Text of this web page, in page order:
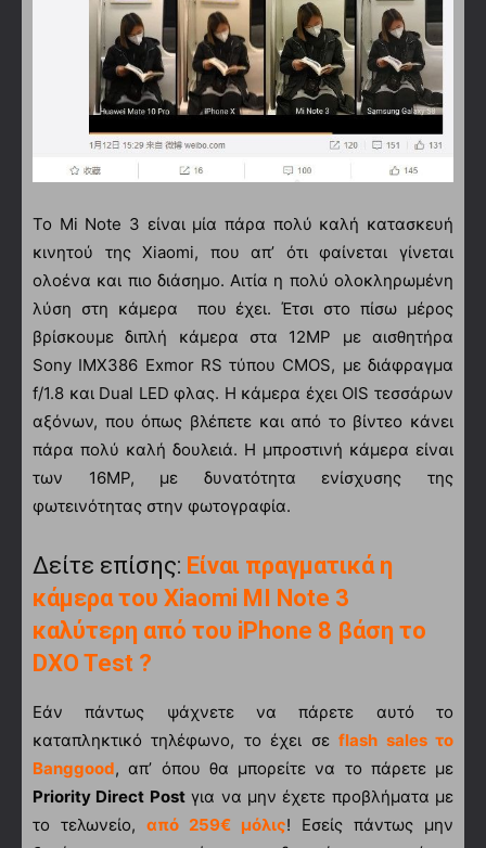
Το Mi Note 3 είναι μία πάρα πολύ καλή κατασκευή
κινητού της Xiaomi, που απ’ ότι φαίνεται γίνεται
ολοένα και πιο διάσημο. Αιτία η πολύ ολοκληρωμένη
λύση στη κάμερα που έχει. Έτσι στο πίσω μέρος
βρίσκουμε διπλή κάμερα στα 12ΜΡ με αισθητήρα
Sony IMX386 Exmor RS τύπου CMOS, με διάφραγμα
f/1.8 και Dual LED φλας. Η κάμερα έχει OIS τεσσάρων
αξόνων, που όπως βλέπετε και από το βίντεο κάνει
πάρα πολύ καλή δουλειά. Η μπροστινή κάμερα είναι
των 16ΜΡ, με δυνατότητα ενίσχυσης της
φωτεινότητας στην φωτογραφία.
Δείτε επίσης: Είναι πραγματικά η
κάμερα του Xiaomi MI Note 3
καλύτερη από του iPhone 8 βάση το
DXO Test ?
Εάν πάντως ψάχνετε να πάρετε αυτό το
καταπληκτικό τηλέφωνο, το έχει σεflash sales το
Banggood, απ’ όπου θα μπορείτε να το πάρετε με
Priority Direct Postγια να μην έχετε προβλήματα με
το τελωνείο, από 259€ μόλις! Εσείς πάντως μην